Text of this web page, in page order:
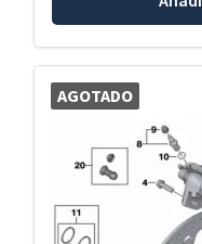
AGOTADO